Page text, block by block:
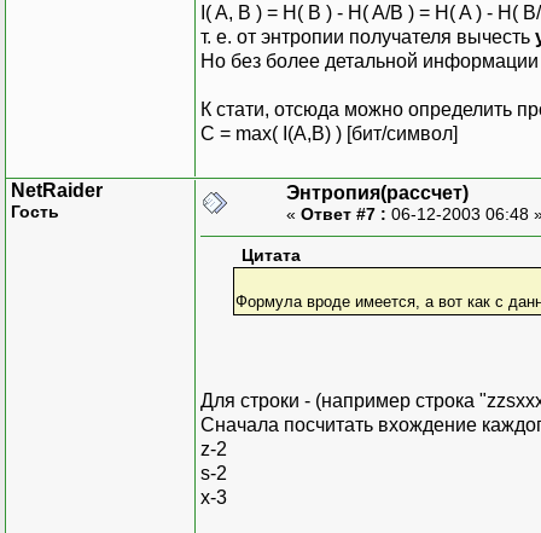
I( A, B ) = H( B ) - H( A/B ) = H( A ) - H(
т. е. от энтропии получателя вычесть
Но без более детальной информации
К стати, отсюда можно определить
C = max( I(A,B) ) [бит/символ]
NetRaider
Гость
Энтропия(рассчет)
« Ответ #7 : 06-12-2003 06:48
Цитата
Формула вроде имеется, а вот как с
Для строки - (например строка
Сначала посчитать вхождение
z-2
s-2
x-3